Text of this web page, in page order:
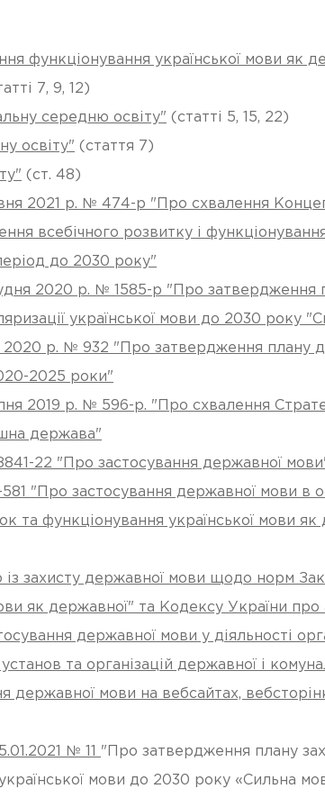
функціонування української мови як
7, 9, 12)
середню освіту" (статті 5, 15, 22)
освіту" (стаття 7)
(ст. 48)
2021 р. № 474-р "Про схвалення
всебічного розвитку і
до 2030 року"
2020 р. № 1585-р "Про затвердження
української мови до 2030 року
р. № 932 "Про затвердження плану
2025 роки"
2019 р. № 596-р. "Про схвалення
держава"
22 "Про застосування державної
"Про застосування державної мови в
та функціонування української мови як
із захисту державної мови щодо норм
як державної" та Кодексу України про
державної мови у діяльності
та організацій державної і
державної мови на вебсайтах,
№ 11 "Про затвердження плану
української мови до 2030 року «Сильна